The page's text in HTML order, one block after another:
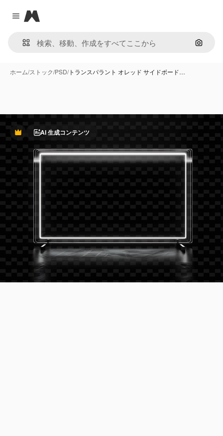
Close menu
Magnific
画像で
ホーム/ストック/PSD/トランスパラント オレッド サイドボード…
PremiumAI 生成コンテンツ